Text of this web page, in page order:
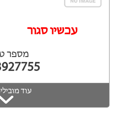
עכשיו סגור
מספר
עוד